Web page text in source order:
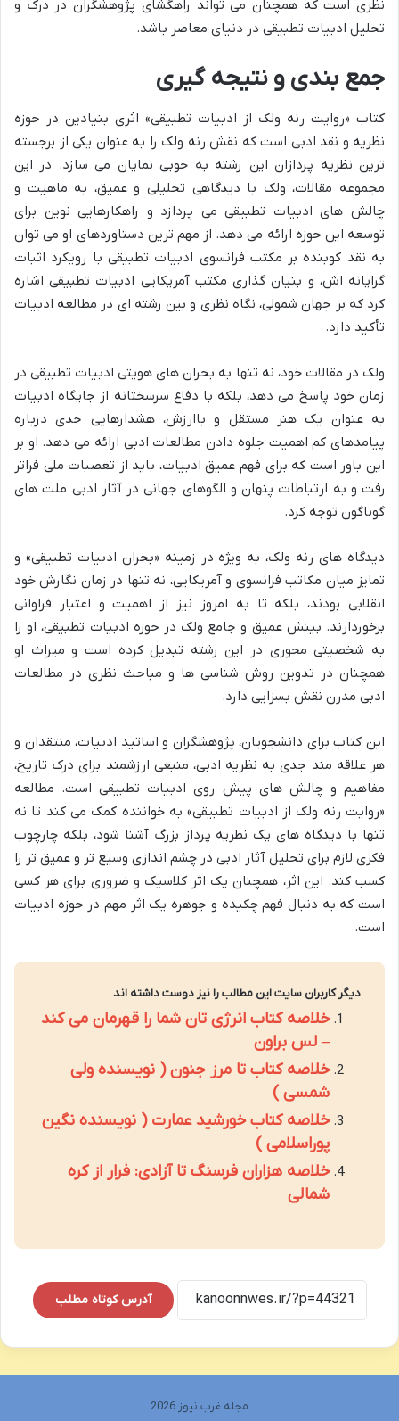
نظری است که همچنان می تواند راهگشای پژوهشگران در درک و
تحلیل ادبیات تطبیقی در دنیای معاصر باشد.
جمع بندی و نتیجه گیری
کتاب «روایت رنه ولک از ادبیات تطبیقی» اثری بنیادین در حوزه
نظریه و نقد ادبی است که نقش رنه ولک را به عنوان یکی از برجسته
ترین نظریه پردازان این رشته به خوبی نمایان می سازد. در این
مجموعه مقالات، ولک با دیدگاهی تحلیلی و عمیق، به ماهیت و
چالش های ادبیات تطبیقی می پردازد و راهکارهایی نوین برای
توسعه این حوزه ارائه می دهد. از مهم ترین دستاوردهای او می توان
به نقد کوبنده بر مکتب فرانسوی ادبیات تطبیقی با رویکرد اثبات
گرایانه اش، و بنیان گذاری مکتب آمریکایی ادبیات تطبیقی اشاره
کرد که بر جهان شمولی، نگاه نظری و بین رشته ای در مطالعه ادبیات
تأکید دارد.
ولک در مقالات خود، نه تنها به بحران های هویتی ادبیات تطبیقی در
زمان خود پاسخ می دهد، بلکه با دفاع سرسختانه از جایگاه ادبیات
به عنوان یک هنر مستقل و باارزش، هشدارهایی جدی درباره
پیامدهای کم اهمیت جلوه دادن مطالعات ادبی ارائه می دهد. او بر
این باور است که برای فهم عمیق ادبیات، باید از تعصبات ملی فراتر
رفت و به ارتباطات پنهان و الگوهای جهانی در آثار ادبی ملت های
گوناگون توجه کرد.
دیدگاه های رنه ولک، به ویژه در زمینه «بحران ادبیات تطبیقی» و
تمایز میان مکاتب فرانسوی و آمریکایی، نه تنها در زمان نگارش خود
انقلابی بودند، بلکه تا به امروز نیز از اهمیت و اعتبار فراوانی
برخوردارند. بینش عمیق و جامع ولک در حوزه ادبیات تطبیقی، او را
به شخصیتی محوری در این رشته تبدیل کرده است و میراث او
همچنان در تدوین روش شناسی ها و مباحث نظری در مطالعات
ادبی مدرن نقش بسزایی دارد.
این کتاب برای دانشجویان، پژوهشگران و اساتید ادبیات، منتقدان و
هر علاقه مند جدی به نظریه ادبی، منبعی ارزشمند برای درک تاریخ،
مفاهیم و چالش های پیش روی ادبیات تطبیقی است. مطالعه
«روایت رنه ولک از ادبیات تطبیقی» به خواننده کمک می کند تا نه
تنها با دیدگاه های یک نظریه پرداز بزرگ آشنا شود، بلکه چارچوب
فکری لازم برای تحلیل آثار ادبی در چشم اندازی وسیع تر و عمیق تر را
کسب کند. این اثر، همچنان یک اثر کلاسیک و ضروری برای هر کسی
است که به دنبال فهم چکیده و جوهره یک اثر مهم در حوزه ادبیات
است.
دیگر کاربران سایت این مطالب را نیز دوست داشته اند
خلاصه کتاب انرژی تان شما را قهرمان می کند
– لس براون
خلاصه کتاب تا مرز جنون ( نویسنده ولی
شمسی )
خلاصه کتاب خورشید عمارت ( نویسنده نگین
پوراسلامی )
خلاصه هزاران فرسنگ تا آزادی: فرار از کره
شمالی
آدرس کوتاه مطلب
مجله غرب نیوز 2026